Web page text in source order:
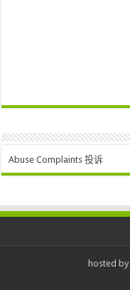
Abuse Complaints 投诉
hosted by